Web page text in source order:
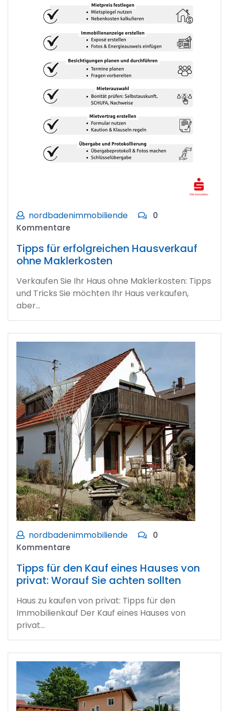
nordbadenimmobiliende
0
Kommentare
Tipps für erfolgreichen Hausverkauf
ohne Maklerkosten
Verkaufen Sie Ihr Haus ohne Maklerkosten: Tipps
und Tricks Sie möchten Ihr Haus verkaufen,
aber…
nordbadenimmobiliende
0
Kommentare
Tipps für den Kauf eines Hauses von
privat: Worauf Sie achten sollten
Haus zu kaufen von privat: Tipps für den
Immobilienkauf Der Kauf eines Hauses von
privat…